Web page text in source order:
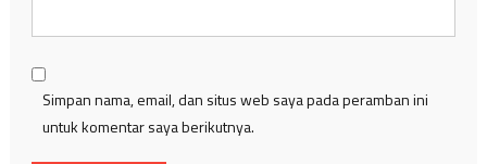
Simpan nama, email, dan situs web saya pada peramban ini
untuk komentar saya berikutnya.